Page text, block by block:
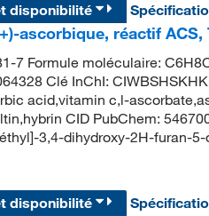
disponibilité
ascorbique, réactif
7 Formule moléculaire:
Clé InChI:
acid,vitamin c,l-
CID PubChem:
3,4-dihydroxy-2H-furan-5-
disponibilité